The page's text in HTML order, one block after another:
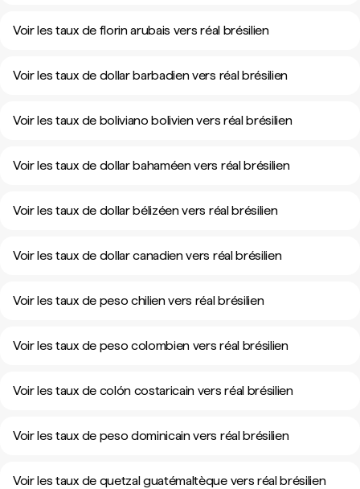
Voir les taux de florin arubais vers réal brésilien
Voir les taux de dollar barbadien vers réal brésilien
Voir les taux de boliviano bolivien vers réal brésilien
Voir les taux de dollar bahaméen vers réal brésilien
Voir les taux de dollar bélizéen vers réal brésilien
Voir les taux de dollar canadien vers réal brésilien
Voir les taux de peso chilien vers réal brésilien
Voir les taux de peso colombien vers réal brésilien
Voir les taux de colón costaricain vers réal brésilien
Voir les taux de peso dominicain vers réal brésilien
Voir les taux de quetzal guatémaltèque vers réal brésilien